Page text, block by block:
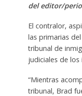
del editor/
El contralor,
las primarias
tribunal de
judiciales de los
“Mientras
tribunal, Brad